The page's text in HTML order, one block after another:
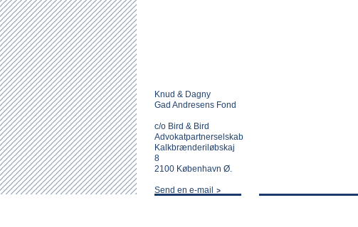
Knud & Dagny
Gad Andresens Fond
c/o Bird & Bird
Advokatpartnerselskab
Kalkbrænderiløbskaj
8
2100 København Ø.
Send en e-mail